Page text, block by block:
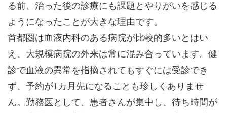
る前、治った後の診療にも課題とやりがいを感じる
ようになったことが大きな理由です。
首都圏は血液内科のある病院が比較的多いとはい
え、大規模病院の外来は常に混み合っています。健
診で血液の異常を指摘されてもすぐには受診でき
ず、予約が1カ月先になることも珍しくありませ
ん。勤務医として、患者さんが集中し、待ち時間が